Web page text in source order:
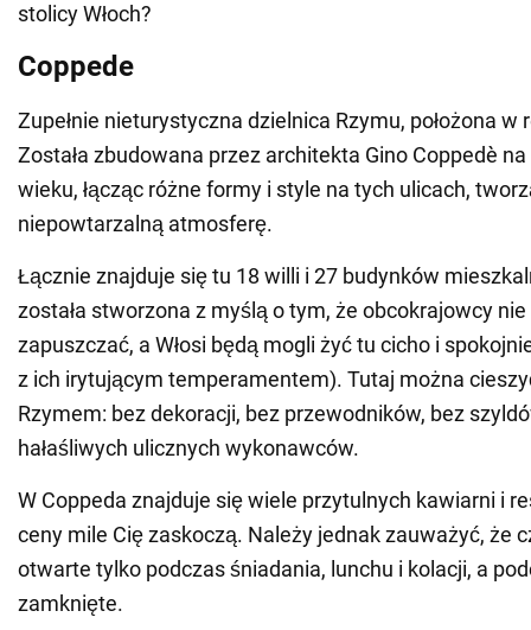
stolicy Włoch?
Coppede
Zupełnie nieturystyczna dzielnica Rzymu, położona w
Została zbudowana przez architekta Gino Coppedè
wieku, łącząc różne formy i style na tych ulicach,
niepowtarzalną atmosferę.
Łącznie znajduje się tu 18 willi i 27 budynków
została stworzona z myślą o tym, że obcokrajowcy
zapuszczać, a Włosi będą mogli żyć tu cicho i
z ich irytującym temperamentem). Tutaj można
Rzymem: bez dekoracji, bez przewodników, bez
hałaśliwych ulicznych wykonawców.
W Coppeda znajduje się wiele przytulnych kawiarni i
ceny mile Cię zaskoczą. Należy jednak zauważyć, że
otwarte tylko podczas śniadania, lunchu i kolacji, a
zamknięte.